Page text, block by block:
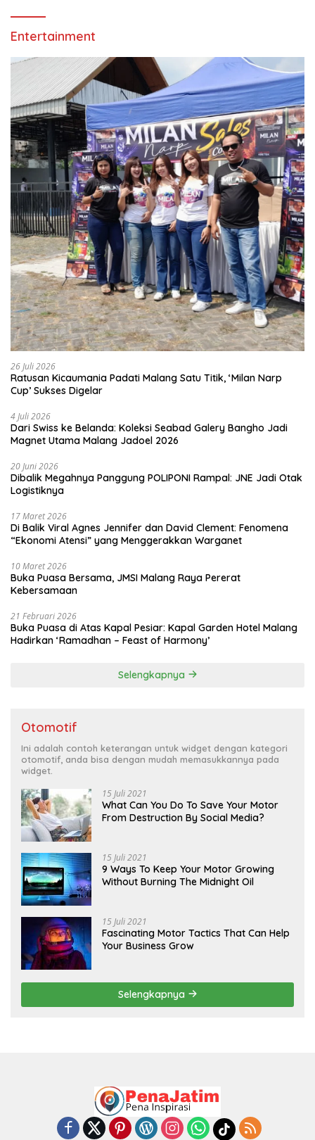
Entertainment
26 Juli 2026
Ratusan Kicaumania Padati Malang Satu Titik, ‘Milan Narp
Cup’ Sukses Digelar
4 Juli 2026
Dari Swiss ke Belanda: Koleksi Seabad Galery Bangho Jadi
Magnet Utama Malang Jadoel 2026
20 Juni 2026
Dibalik Megahnya Panggung POLIPONI Rampal: JNE Jadi Otak
Logistiknya
17 Maret 2026
Di Balik Viral Agnes Jennifer dan David Clement: Fenomena
“Ekonomi Atensi” yang Menggerakkan Warganet
10 Maret 2026
Buka Puasa Bersama, JMSI Malang Raya Pererat
Kebersamaan
21 Februari 2026
Buka Puasa di Atas Kapal Pesiar: Kapal Garden Hotel Malang
Hadirkan ‘Ramadhan – Feast of Harmony’
Selengkapnya
Otomotif
Ini adalah contoh keterangan untuk widget dengan kategori
otomotif, anda bisa dengan mudah memasukkannya pada
widget.
15 Juli 2021
What Can You Do To Save Your Motor
From Destruction By Social Media?
15 Juli 2021
9 Ways To Keep Your Motor Growing
Without Burning The Midnight Oil
15 Juli 2021
Fascinating Motor Tactics That Can Help
Your Business Grow
Selengkapnya